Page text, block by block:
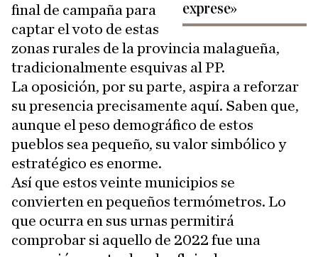
exprese»
final de campaña para
captar el voto de estas
zonas rurales de la provincia malagueña,
tradicionalmente esquivas al PP.
La oposición, por su parte, aspira a reforzar
su presencia precisamente aquí. Saben que,
aunque el peso demográfico de estos
pueblos sea pequeño, su valor simbólico y
estratégico es enorme.
Así que estos veinte municipios se
convierten en pequeños termómetros. Lo
que ocurra en sus urnas permitirá
comprobar si aquello de 2022 fue una